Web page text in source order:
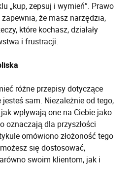
„kup, zepsuj i wymień”. Prawo
że masz narzędzia,
które kochasz, działały
i frustracji.
różne przepisy dotyczące
sam. Niezależnie od tego,
wpływają one na Ciebie jako
oznaczają dla przyszłości
omówiono złożoność tego
się dostosować,
swoim klientom, jak i